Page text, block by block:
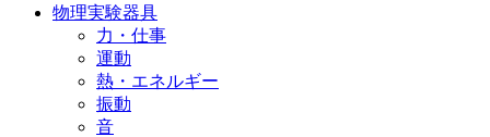
物理実験器具
力・仕事
運動
熱・エネルギー
振動
音